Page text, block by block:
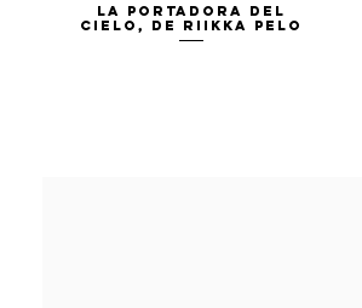
Vista rápida
La portadora del
cielo, de Riikka Pelo